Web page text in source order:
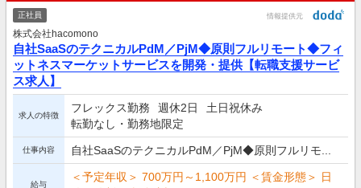
正社員 情報提供元
株式会社hacomono
自社SaaSのテクニカルPdM／PjM◆原則フルリモート◆フィ
ットネスマーケットサービスを開発・提供【転職支援サービ
ス求人】
求人の特徴
フレックス勤務 週休2日
土日祝休み
転勤なし・勤務地限定
仕事内容 自社SaaSのテクニカルPdM／PjM◆原則フルリモ...
給与
＜予定年収＞ 700万円～1,100万円 ＜賃金形態＞ 日